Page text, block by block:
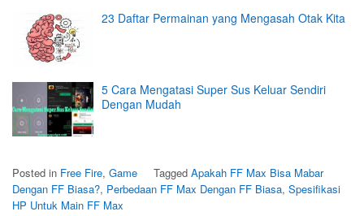
23 Daftar Permainan yang Mengasah Otak Kita
5 Cara Mengatasi Super Sus Keluar Sendiri
Dengan Mudah
Posted in Free Fire, Game Tagged Apakah FF Max Bisa Mabar
Dengan FF Biasa?, Perbedaan FF Max Dengan FF Biasa, Spesifikasi
HP Untuk Main FF Max